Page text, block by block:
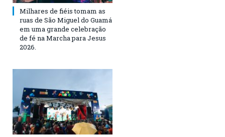
Milhares de fiéis tomam as
ruas de São Miguel do Guamá
em uma grande celebração
de fé na Marcha para Jesus
2026.